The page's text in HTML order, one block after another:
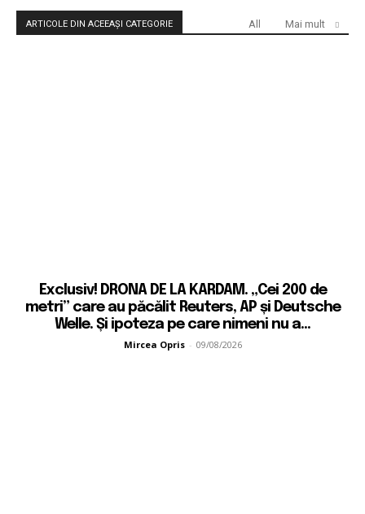
ARTICOLE DIN ACEEAȘI CATEGORIE All Mai mult
Exclusiv! DRONA DE LA KARDAM. „Cei 200 de
metri” care au păcălit Reuters, AP și Deutsche
Welle. Și ipoteza pe care nimeni nu a...
Mircea Opris - 09/08/2026